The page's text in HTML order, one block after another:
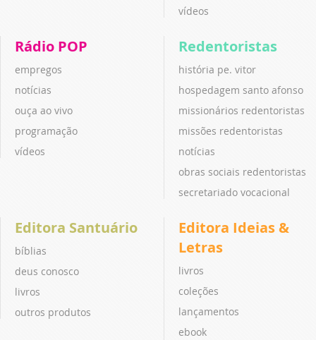
vídeos
Rádio POP
empregos
notícias
ouça ao vivo
programação
vídeos
Redentoristas
história pe. vitor
hospedagem santo afonso
missionários redentoristas
missões redentoristas
notícias
obras sociais redentoristas
secretariado vocacional
Editora Santuário
bíblias
deus conosco
livros
outros produtos
Editora Ideias &
Letras
livros
coleções
lançamentos
ebook